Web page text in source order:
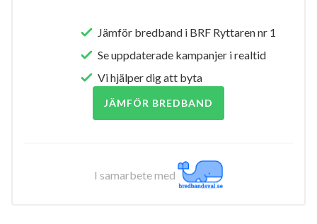
Jämför bredband i BRF Ryttaren nr 1
Se uppdaterade kampanjer i realtid
Vi hjälper dig att byta
JÄMFÖR BREDBAND
I samarbete med